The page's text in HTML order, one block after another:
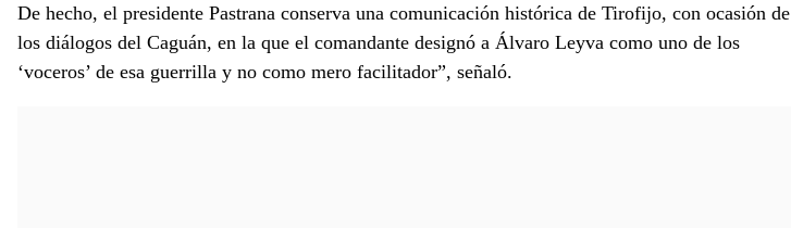
De hecho, el presidente Pastrana conserva una comunicación histórica de Tirofijo, con ocasión de
los diálogos del Caguán, en la que el comandante designó a Álvaro Leyva como uno de los
‘voceros’ de esa guerrilla y no como mero facilitador”, señaló.